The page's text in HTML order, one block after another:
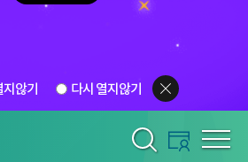
지않기 다시 열지않기